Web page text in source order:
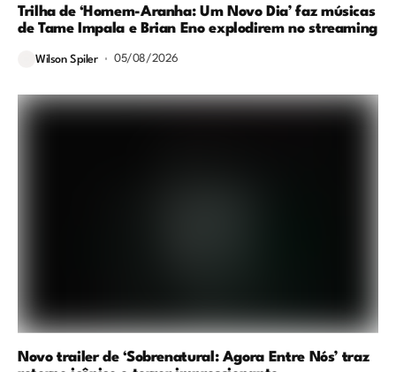
Trilha de ‘Homem-Aranha: Um Novo Dia’ faz músicas
de Tame Impala e Brian Eno explodirem no streaming
Wilson Spiler 05/08/2026
Novo trailer de ‘Sobrenatural: Agora Entre Nós’ traz